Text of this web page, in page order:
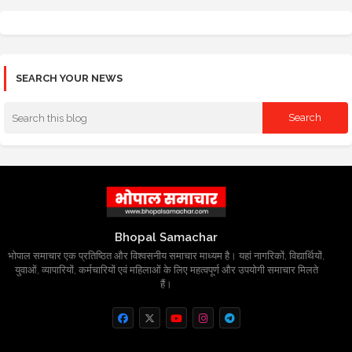
SEARCH YOUR NEWS
Bhopal Samachar
भोपाल समाचार एक प्रतिष्ठित और विश्वसनीय समाचार माध्यम है। यहां नागरिकों, विद्यार्थियों,
युवाओं, व्यापारियों, कर्मचारियों एवं महिलाओं के लिए महत्वपूर्ण और उपयोगी समाचार मिलते
हैं।